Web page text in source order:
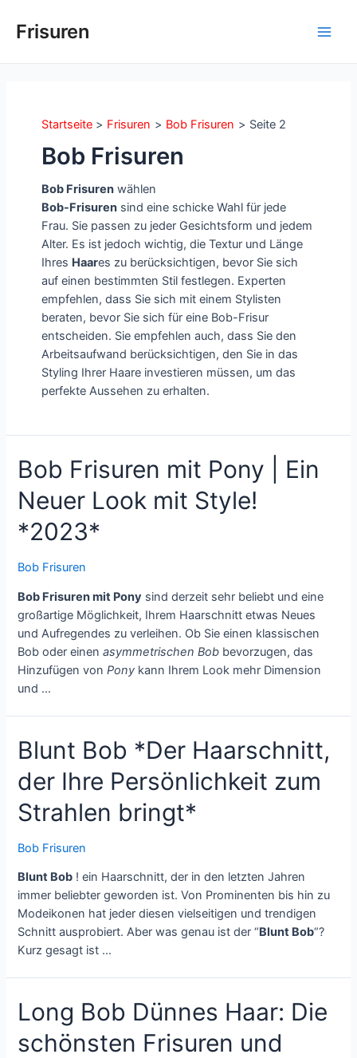
InhaltFrisuren
Startseite Frisuren Bob Frisuren Seite 2
Bob Frisuren
Bob Frisurenwählen
Bob-Frisurensind eine schicke Wahl für jede
Frau. Sie passen zu jeder Gesichtsform und jedem
Alter. Es ist jedoch wichtig, die Textur und Länge
Ihres Haares zu berücksichtigen, bevor Sie sich
auf einen bestimmten Stil festlegen. Experten
empfehlen, dass Sie sich mit einem Stylisten
beraten, bevor Sie sich für eine Bob-Frisur
entscheiden. Sie empfehlen auch, dass Sie den
Arbeitsaufwand berücksichtigen, den Sie in das
Styling Ihrer Haare investieren müssen, um das
perfekte Aussehen zu erhalten.
Bob Frisuren mit Pony | Ein
Neuer Look mit Style!
*2023*
Bob Frisuren
Bob Frisuren mit Pony sind derzeit sehr beliebt und eine
großartige Möglichkeit, Ihrem Haarschnitt etwas Neues
und Aufregendes zu verleihen. Ob Sie einen klassischen
Bob oder einenasymmetrischen Bob bevorzugen, das
Hinzufügen vonPony kann Ihrem Look mehr Dimension
und …
Blunt Bob *Der Haarschnitt,
der Ihre Persönlichkeit zum
Strahlen bringt*
Bob Frisuren
Blunt Bob ! ein Haarschnitt, der in den letzten Jahren
immer beliebter geworden ist. Von Prominenten bis hin zu
Modeikonen hat jeder diesen vielseitigen und trendigen
Schnitt ausprobiert. Aber was genau ist der “Blunt Bob“?
Kurz gesagt ist …
Long Bob Dünnes Haar: Die
schönsten Frisuren und